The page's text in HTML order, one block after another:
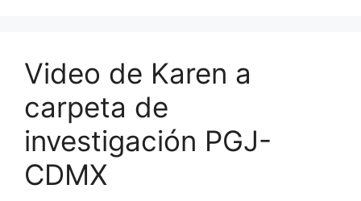
Video de Karen a
carpeta de
investigación PGJ-
CDMX